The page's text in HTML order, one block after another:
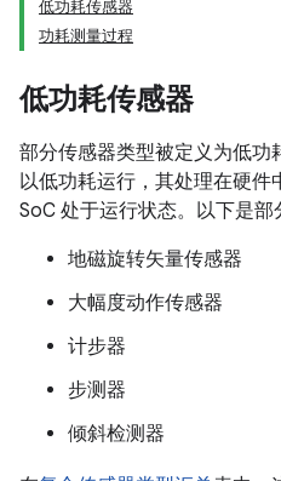
低功耗传感器
功耗测量过程
低功耗传感器
部分传感器类型被定义为低功
以低功耗运行，其处理在硬
SoC 处于运行状态。以下是部
地磁旋转矢量传感器
大幅度动作传感器
计步器
步测器
倾斜检测器